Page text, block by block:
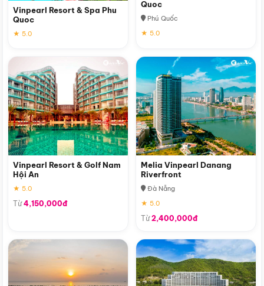
Vinpearl Resort & Spa Phu
Quoc
★ 5.0
Quoc
Phú Quốc
★ 5.0
Vinpearl Resort & Golf Nam
Hội An
★ 5.0
Từ4,150,000đ
Melia Vinpearl Danang
Riverfront
Đà Nẵng
★ 5.0
Từ2,400,000đ